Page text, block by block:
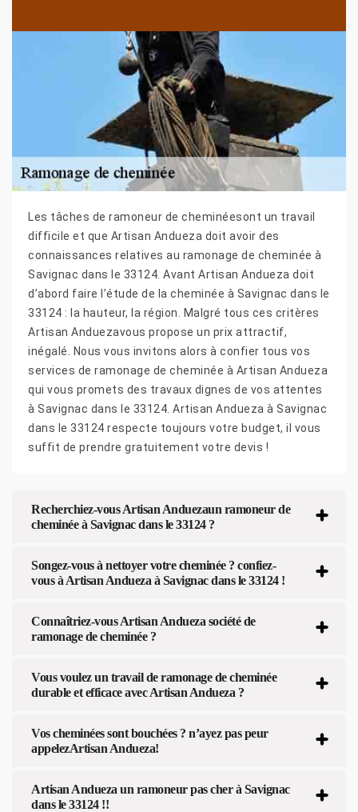
Les tâches de ramoneur de cheminéesont un travail
difficile et que Artisan Andueza doit avoir des
connaissances relatives au ramonage de cheminée à
Savignac dans le 33124. Avant Artisan Andueza doit
d’abord faire l’étude de la cheminée à Savignac dans le
33124 : la hauteur, la région. Malgré tous ces critères
Artisan Anduezavous propose un prix attractif,
inégalé. Nous vous invitons alors à confier tous vos
services de ramonage de cheminée à Artisan Andueza
qui vous promets des travaux dignes de vos attentes
à Savignac dans le 33124. Artisan Andueza à Savignac
dans le 33124 respecte toujours votre budget, il vous
suffit de prendre gratuitement votre devis !
Recherchiez-vous Artisan Anduezaun ramoneur de
cheminée à Savignac dans le 33124 ?
Songez-vous à nettoyer votre cheminée ? confiez-
vous à Artisan Andueza à Savignac dans le 33124 !
Connaîtriez-vous Artisan Andueza société de
ramonage de cheminée ?
Vous voulez un travail de ramonage de cheminée
durable et efficace avec Artisan Andueza ?
Vos cheminées sont bouchées ? n’ayez pas peur
appelezArtisan Andueza!
Artisan Andueza un ramoneur pas cher à Savignac
dans le 33124 !!